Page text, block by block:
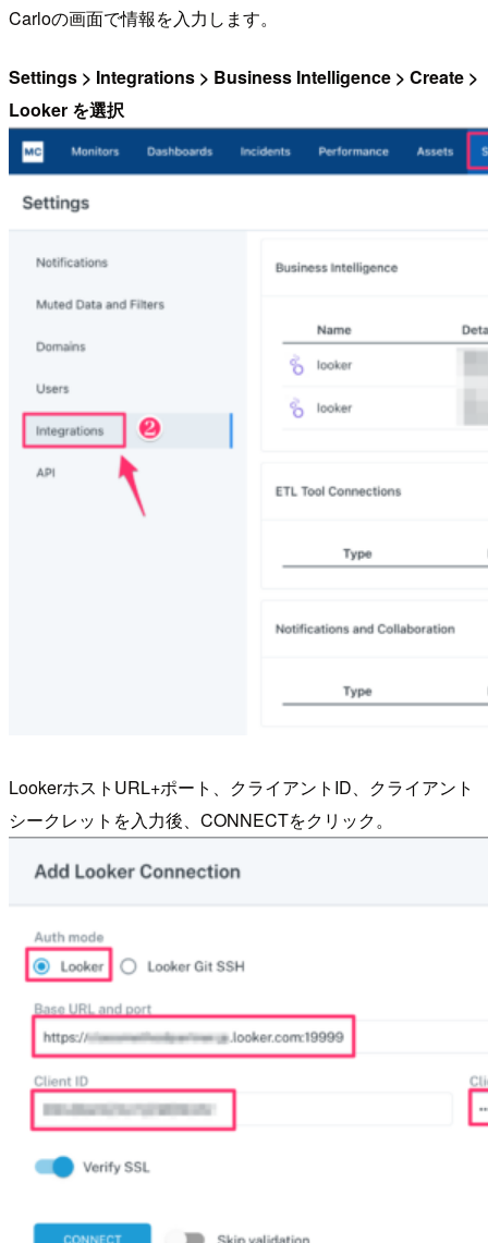
Carloの画面で情報を入力します。
Settings > Integrations > Business Intelligence > Create >
Looker を選択
LookerホストURL+ポート、クライアントID、クライアント
シークレットを入力後、CONNECTをクリック。